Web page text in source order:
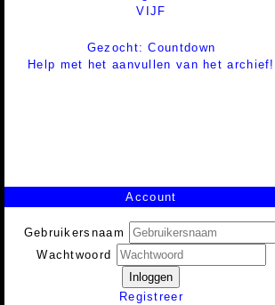
VIJF
Gezocht: Countdown
Help met het aanvullen van het archief!
Account
Gebruikersnaam
Wachtwoord
Inloggen
Registreer